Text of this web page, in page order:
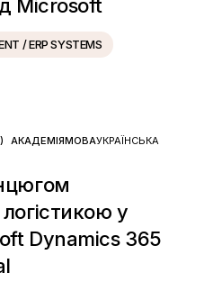
Microsoft
/ ERP SYSTEMS
АКАДЕМІЯМОВАУКРАЇНСЬКА
у
Dynamics 365